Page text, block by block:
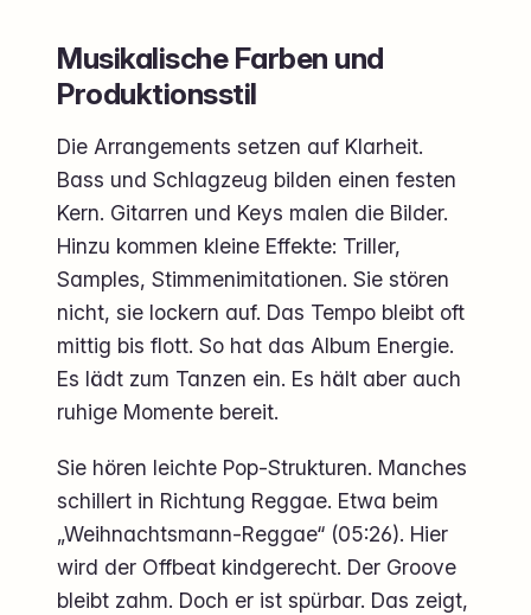
Musikalische Farben und
Produktionsstil
Die Arrangements setzen auf Klarheit.
Bass und Schlagzeug bilden einen festen
Kern. Gitarren und Keys malen die Bilder.
Hinzu kommen kleine Effekte: Triller,
Samples, Stimmenimitationen. Sie stören
nicht, sie lockern auf. Das Tempo bleibt oft
mittig bis flott. So hat das Album Energie.
Es lädt zum Tanzen ein. Es hält aber auch
ruhige Momente bereit.
Sie hören leichte Pop-Strukturen. Manches
schillert in Richtung Reggae. Etwa beim
„Weihnachtsmann-Reggae“ (05:26). Hier
wird der Offbeat kindgerecht. Der Groove
bleibt zahm. Doch er ist spürbar. Das zeigt,